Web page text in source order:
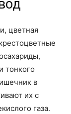
цветная
тонкого
в
их с
газа.